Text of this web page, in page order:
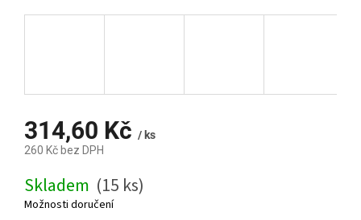
314,60 Kč / ks
260 Kč bez DPH
cena:
Skladem (15 ks)
Možnosti doručení